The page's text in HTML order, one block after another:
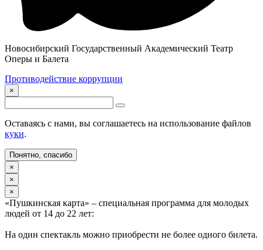
Новосибирский Государственный Академический Театр
Оперы и Балета
Противодействие коррупции
×
Оставаясь с нами, вы соглашаетесь на использование файлов
куки.
Понятно, спасибо
×
×
×
«Пушкинская карта» – специальная программа для молодых
людей от 14 до 22 лет:
На один спектакль можно приобрести не более одного билета.